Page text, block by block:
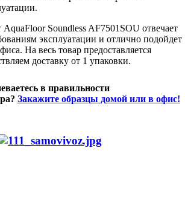
Soundless AF7501SOU отвечает
эксплуатации и отлично подойдет
На весь товар предоставляется
доставку от 1 упаковки.
в правильности
Закажите образцы домой или в офис!